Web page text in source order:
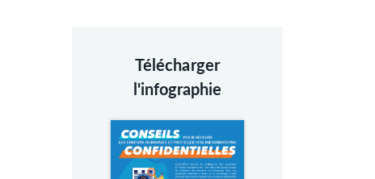
Télécharger
l'infographie